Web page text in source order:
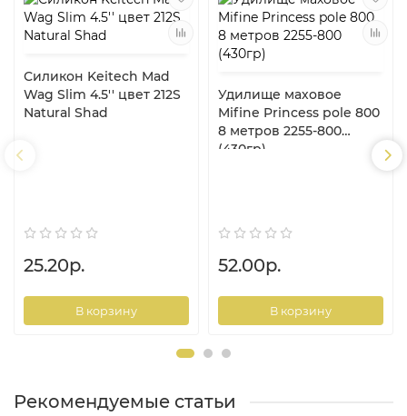
Силикон Keitech Mad
Wag Slim 4.5'' цвет 212S
Natural Shad
25.20р.
В корзину
Удилище маховое
Mifine Princess pole 800
8 метров 2255-800
(430гр)
52.00р.
В корзину
Рекомендуемые статьи